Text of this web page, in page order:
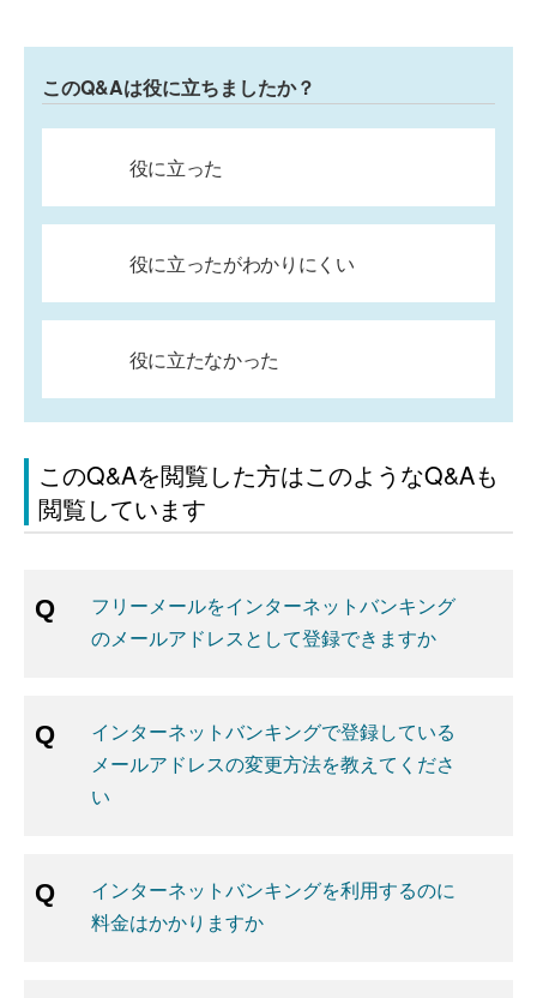
このQ&Aは役に立ちましたか？
役に立った
役に立ったがわかりにくい
役に立たなかった
このQ&Aを閲覧した方はこのようなQ&Aも
閲覧しています
フリーメールをインターネットバンキング
のメールアドレスとして登録できますか
インターネットバンキングで登録している
メールアドレスの変更方法を教えてくださ
い
インターネットバンキングを利用するのに
料金はかかりますか